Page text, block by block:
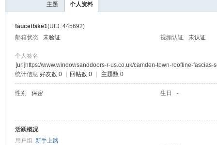
主题 个人资料
faucetbike1(UID: 445692)
邮箱状态
未验证 视频认证 未认证
个人签名
[url]https://www.windowsanddoors-r-us.co.uk/camden-town-roofline-fascias-
统计信息 好友数 0 回帖数 0 主题数 0
性别 保密 生日 -
活跃概况
用户组 新手上路